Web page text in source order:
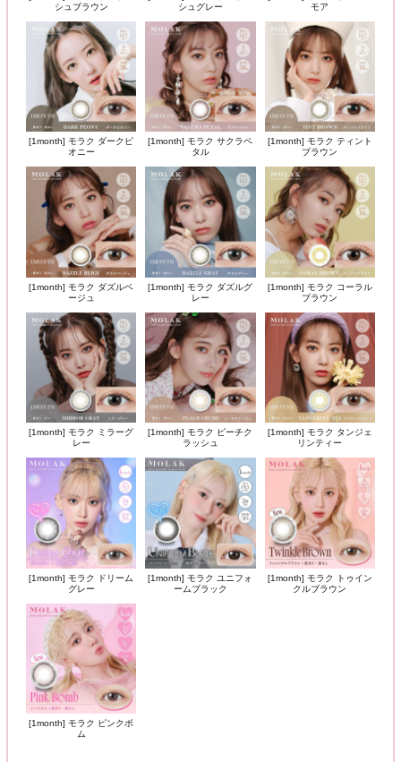
シュブラウン
シュグレー
モア
[1month] モラク ダークピ
オニー
[1month] モラク サクラペ
タル
[1month] モラク ティント
ブラウン
[1month] モラク ダズルベ
ージュ
[1month] モラク ダズルグ
レー
[1month] モラク コーラル
ブラウン
[1month] モラク ミラーグ
レー
[1month] モラク ピーチク
ラッシュ
[1month] モラク タンジェ
リンティー
[1month] モラク ドリーム
グレー
[1month] モラク ユニフォ
ームブラック
[1month] モラク トゥイン
クルブラウン
[1month] モラク ピンクボ
ム